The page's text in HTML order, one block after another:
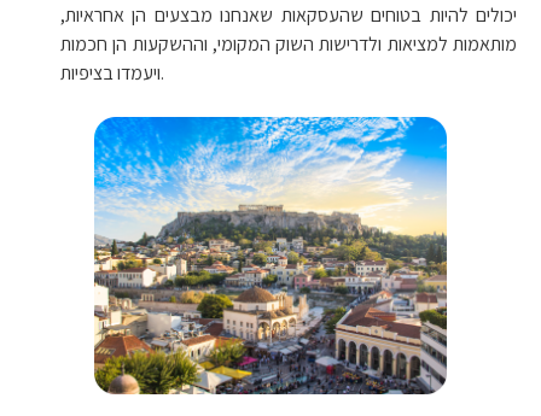
יכולים להיות בטוחים שהעסקאות שאנחנו מבצעים הן אחראיות,
מותאמות למציאות ולדרישות השוק המקומי, וההשקעות הן חכמות
ויעמדו בציפיות.